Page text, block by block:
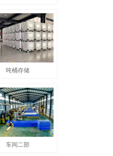
吨桶存储
车间二部